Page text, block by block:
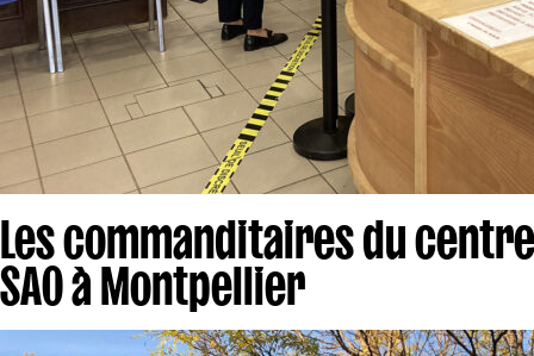
Les commanditaires du
SAO à Montpellier